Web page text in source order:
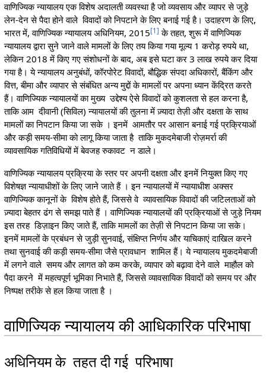
वाणिज्यिक न्यायालय एक विशेष अदालती व्यवस्था है जो व्यवसाय और व्यापर से जुड़े
लेन-देन से पैदा होने वाले विवादों को निपटाने के लिए बनाई गई है। उदाहरण के लिए,
भारत में, वाणिज्यिक न्यायालय अधिनियम, 2015[1 ] के तहत, शुरू में वाणिज्यिक
न्यायालय द्वारा सुने जाने वाले मामलों के लिए तय किया गया मूल्य 1 करोड़ रुपये था,
लेकिन 2018 में किए गए संशोधनों के बाद, अब इसे घटा कर 3 लाख रुपये कर दिया
गया है। ये न्यायालय अनुबंधों, कॉरपोरेट विवादों, बौद्धिक संपदा अधिकारों, बैंकिंग और
वित्त, बीमा और व्यापार से संबंधित अन्य मुद्दों के मामलों पर अपना ध्यान केंद्रित करते
हैं। वाणिज्यिक न्यायालयों का मुख्य उद्देश्य ऐसे विवादों को कुशलता से हल करना है,
ताकि आम दीवानी (सिविल) न्यायालयों की तुलना में ज़्यादा तेज़ी और दक्षता के साथ
मामलों का निपटान किया जा सके । इनमें आमतौर पर आसान बनाई गई प्रक्रियाओं
और कड़ी समय-सीमा को लागू किया जाता है ताकि मुकदमेबाजी रोज़मर्रा की
व्यावसायिक गतिविधियों में बेवजह रुकावट न डाले।
वाणिज्यिक न्यायालय प्रक्रिया के स्तर पर अपनी दक्षता और इनमें नियुक्त किए गए
विशेषज्ञ न्यायाधीशों के लिए जाने जाते हैं । इन न्यायालयों में न्यायाधीश अक्सर
वाणिज्यिक कानूनों के विशेष होते हैं, जिससे वे व्यावसायिक विवादों की जटिलताओं को
ज़्यादा बेहतर ढंग से समझ पाते हैं । वाणिज्यिक न्यायालयों की प्रक्रियाओं से जुड़े नियम
इस तरह डिज़ाइन किए जाते हैं, ताकि मामलों का तेज़ी से निपटान किया जा सके।
इनमें मामलों के प्रबंधन से जुड़ी सुनवाई, संक्षिप्त निर्णय और याचिकाएं दाखिल करने
तथा सुनवाई की कड़ी समय-सीमा जैसे प्रावधान शामिल हैं। ये न्यायालय मुकदमेबाजी
में लगने वाले समय और लागत को कम करके, व्यापार को बढ़ावा देने वाले माहौल को
पैदा करने में महत्वपूर्ण भूमिका निभाते हैं, जिससे व्यावसायिक विवादों को समय पर और
निष्पक्ष तरीके से हल किया जाता है ।
वाणिज्यिक न्यायालय की आधिकारिक परिभाषा
अधिनियम के तहत दी गई परिभाषा